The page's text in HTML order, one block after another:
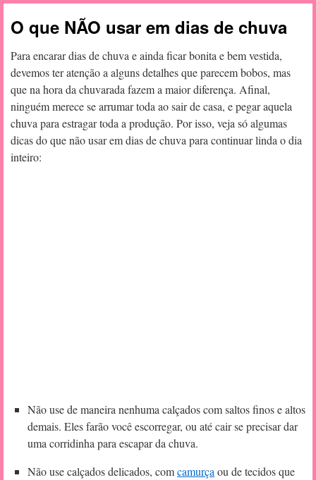
O que NÃO usar em dias de chuva
Para encarar dias de chuva e ainda ficar bonita e bem vestida,
devemos ter atenção a alguns detalhes que parecem bobos, mas
que na hora da chuvarada fazem a maior diferença. Afinal,
ninguém merece se arrumar toda ao sair de casa, e pegar aquela
chuva para estragar toda a produção. Por isso, veja só algumas
dicas do que não usar em dias de chuva para continuar linda o dia
inteiro:
Não use de maneira nenhuma calçados com saltos finos e altos
demais. Eles farão você escorregar, ou até cair se precisar dar
uma corridinha para escapar da chuva.
Não use calçados delicados, comcamurça ou de tecidos que